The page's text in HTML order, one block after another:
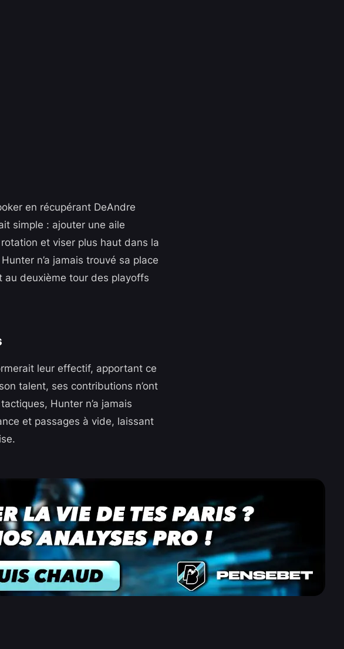
en récupérant DeAndre
simple : ajouter une aile
et viser plus haut dans la
n’a jamais trouvé sa place
au deuxième tour des playoffs
leur effectif, apportant ce
talent, ses contributions n’ont
Hunter n’a jamais
et passages à vide, laissant